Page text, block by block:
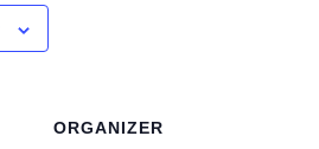
ORGANIZER